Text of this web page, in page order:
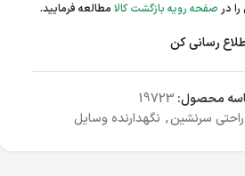
در صفحه رویه بازگشت کالا مطالعه فرمایید.
رسانی کن
محصول: 19723
سرنشین, نگهدارنده وسایل